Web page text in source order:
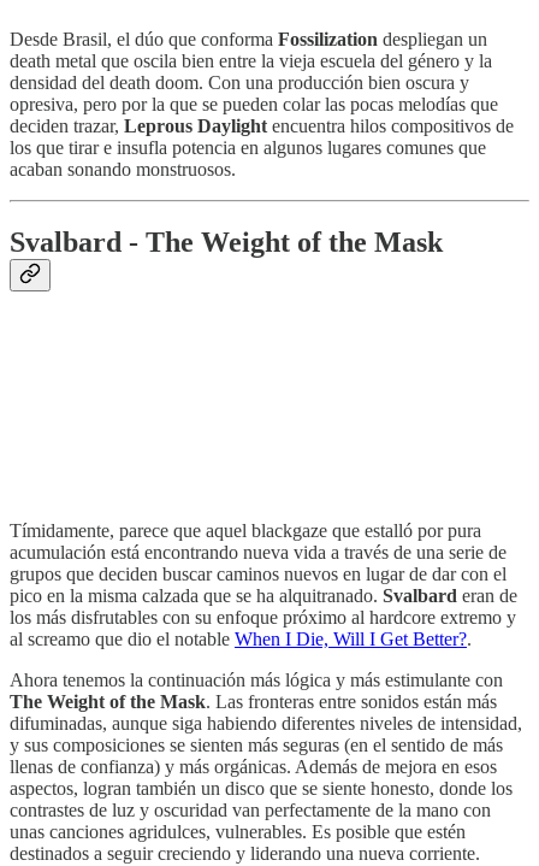
Desde Brasil, el dúo que conforma Fossilization despliegan un
death metal que oscila bien entre la vieja escuela del género y la
densidad del death doom. Con una producción bien oscura y
opresiva, pero por la que se pueden colar las pocas melodías que
deciden trazar, Leprous Daylightencuentra hilos compositivos de
los que tirar e insufla potencia en algunos lugares comunes que
acaban sonando monstruosos.
Svalbard - The Weight of the Mask
Tímidamente, parece que aquel blackgaze que estalló por pura
acumulación está encontrando nueva vida a través de una serie de
grupos que deciden buscar caminos nuevos en lugar de dar con el
pico en la misma calzada que se ha alquitranado. Svalbard eran de
los más disfrutables con su enfoque próximo al hardcore extremo y
al screamo que dio el notable When I Die, Will I Get Better?.
Ahora tenemos la continuación más lógica y más estimulante con
The Weight of the Mask. Las fronteras entre sonidos están más
difuminadas, aunque siga habiendo diferentes niveles de intensidad,
y sus composiciones se sienten más seguras (en el sentido de más
llenas de confianza) y más orgánicas. Además de mejora en esos
aspectos, logran también un disco que se siente honesto, donde los
contrastes de luz y oscuridad van perfectamente de la mano con
unas canciones agridulces, vulnerables. Es posible que estén
destinados a seguir creciendo y liderando una nueva corriente.